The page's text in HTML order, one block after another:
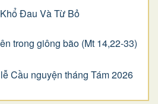
Ðau Và Từ Bỏ
trong giông bão (Mt 14,22-33)
Cầu nguyện tháng Tám 2026